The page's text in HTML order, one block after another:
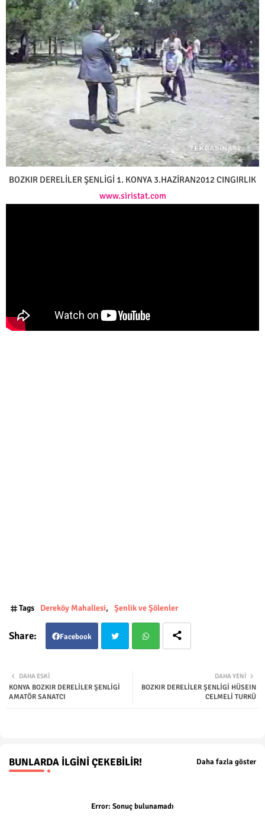
BOZKIR DERELİLER ŞENLİGİ 1. KONYA 3.HAZİRAN2012 CINGIRLIK
www.siristat.com
Tags Dereköy Mahallesi Şenlik ve Şölenler
Facebook
ter tsap
DAHA YENI
BOZKIR DERELİLER ŞENLİGİ HÜSEIN
CELMELİ TURKÜ
DAHA ESKI
KONYA BOZKIR DERELİLER ŞENLİGİ
AMATÖR SANATCI
BUNLARDA İLGINI ÇEKEBILIR! Daha fazla göster
Error: Sonuç bulunamadı